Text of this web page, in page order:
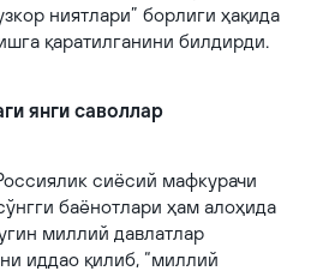
ниятлари” борлиги ҳақида
қаратилганини билдирди.
янги саволлар
сиёсий мафкурачи
баёнотлари ҳам алоҳида
миллий давлатлар
иддао қилиб, “миллий